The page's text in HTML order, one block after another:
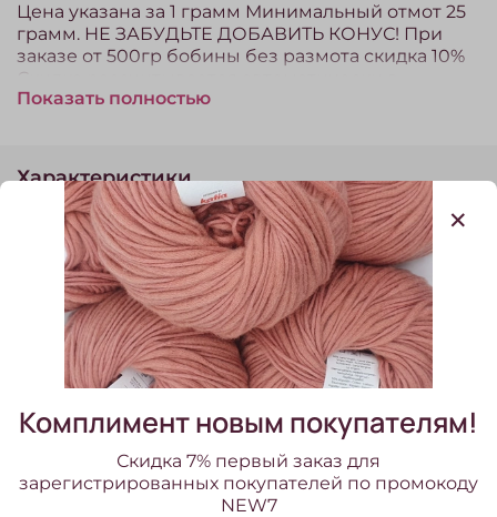
Цена указана за 1 грамм Минимальный отмот 25
грамм. НЕ ЗАБУДЬТЕ ДОБАВИТЬ КОНУС! При
заказе от 500гр бобины без размота скидка 10%
Скидка рассчитывается автоматически в
корзине. Пряжа, проданная на отмот (отрез) по
Показать полностью
Характеристики
Состав
кашемир
Метраж, на 100гр
Цвет бобинной пряжи
зеленый
Система прядения
кардная
Отзывы
Комплимент новым покупателям!
Скидка 7% первый заказ для
зарегистрированных покупателей по промокоду
NEW7